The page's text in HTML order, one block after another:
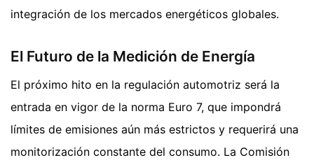
integración de los mercados energéticos globales.
El Futuro de la Medición de Energía
El próximo hito en la regulación automotriz será la
entrada en vigor de la norma Euro 7, que impondrá
límites de emisiones aún más estrictos y requerirá una
monitorización constante del consumo. La Comisión